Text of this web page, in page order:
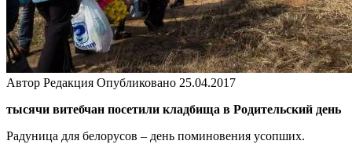
Автор Редакция Опубликовано 25.04.2017
тысячи витебчан посетили кладбища в Родительский день
Радуница для белорусов – день поминовения усопших.